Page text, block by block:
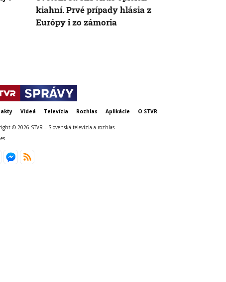
kiahní. Prvé prípady hlásia z
Európy i zo zámoria
Videá Televízia Rozhlas Aplikácie O STVR
© 2026 STVR – Slovenská televízia a rozhlas